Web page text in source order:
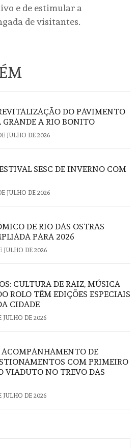
e de estimular a
de visitantes.
DO PAVIMENTO
GRANDE A RIO BONITO
JULHO DE 2026
SESC DE INVERNO COM
JULHO DE 2026
DE RIO DAS OSTRAS
PARA 2026
JULHO DE 2026
CULTURA DE RAIZ, MÚSICA
ROLO TÊM EDIÇÕES ESPECIAIS
CIDADE
JULHO DE 2026
DE
COM PRIMEIRO
VIADUTO NO TREVO DAS
JULHO DE 2026